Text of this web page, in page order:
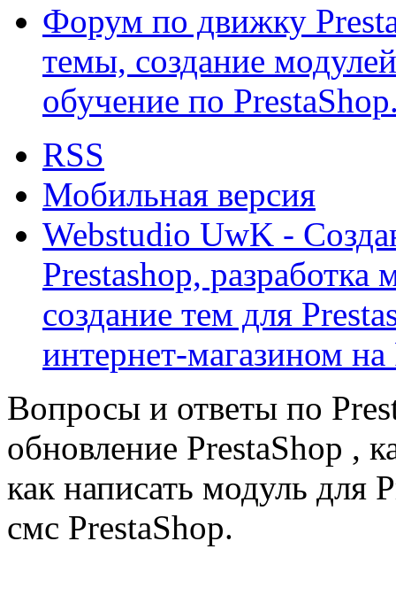
Форум по движку
темы, создание
обучение по
RSS
Мобильная версия
Webstudio UwK -
Prestashop, разработка
создание тем для
интернет-магазином на
Вопросы и ответы по
обновление PrestaShop ,
как написать модуль для
смс PrestaShop.